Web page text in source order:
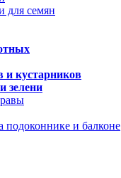
для семян
и кустарников
зелени
подоконнике и балконе